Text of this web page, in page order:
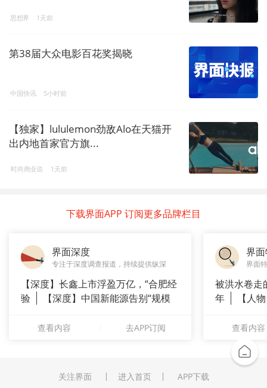
思想界 1天前
第38届大众电影百花奖揭晓
中国快讯 5小时前
【独家】lululemon劲敌Alo在天猫开
出内地首家官方旗...
时尚商业说 1天前
下载界面APP 订阅更多品牌栏目
界面深度
专注于深度调查报道，持续提供纵深
【深度】长鑫上市浮盈万亿，“合肥经
验
【深度】中国新能源告别“规模
查看内容 去APP订阅
界
界面
被洪水卷走
年
【人
查看内容
关注界面 进入首页 APP下载